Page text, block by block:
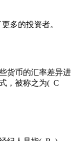
多的投资者。
货币的汇率差异进
，被称之为( C